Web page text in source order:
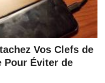
Vos Clefs de
Pour Éviter de